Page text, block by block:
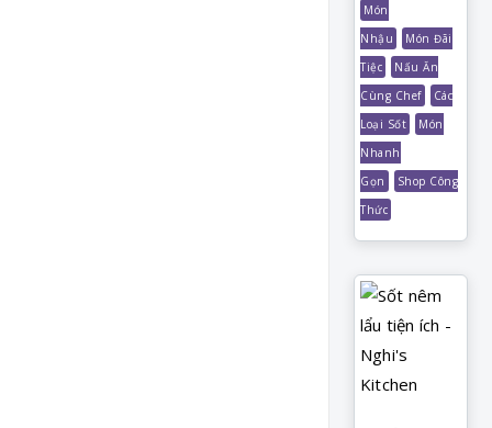
Món
Nhậu
Món Đãi
Tiệc
Nấu Ăn
Cùng Chef
Các
Loại Sốt
Món
Nhanh
Gọn
Shop Công
Thức